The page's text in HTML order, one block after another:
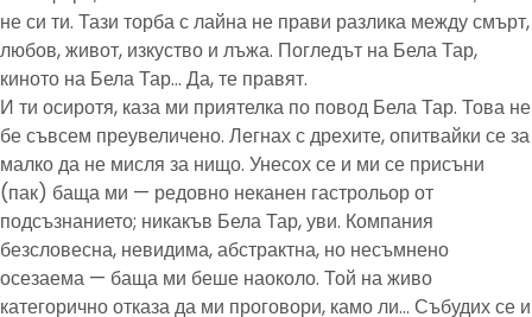
не си ти. Тази торба с лайна не прави разлика между смърт,
любов, живот, изкуство и лъжа. Погледът на Бела Тар,
киното на Бела Тар… Да, те правят.
И ти осиротя, каза ми приятелка по повод Бела Тар. Това не
бе съвсем преувеличено. Легнах с дрехите, опитвайки се за
малко да не мисля за нищо. Унесох се и ми се присъни
(пак) баща ми — редовно неканен гастрольор от
подсъзнанието; никакъв Бела Тар, уви. Компания
безсловесна, невидима, абстрактна, но несъмнено
осезаема — баща ми беше наоколо. Той на живо
категорично отказа да ми проговори, камо ли… Събудих се и